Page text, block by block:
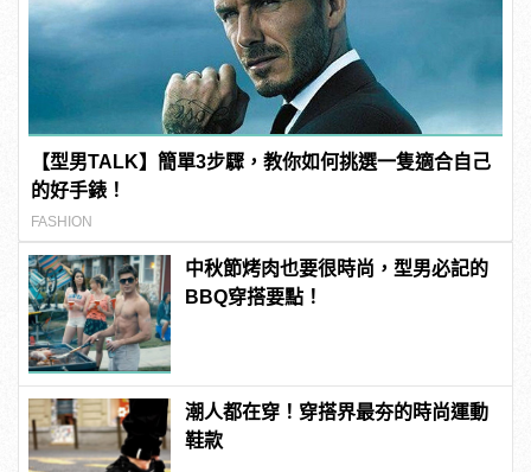
【型男TALK】簡單3步驟，教你如何挑選一隻適合自己
的好手錶！
FASHION
中秋節烤肉也要很時尚，型男必記的
BBQ穿搭要點！
潮人都在穿！穿搭界最夯的時尚運動
鞋款